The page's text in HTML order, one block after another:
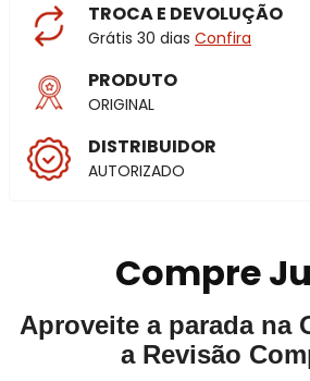
TROCA E DEVOLUÇÃO
Grátis 30 dias Confira
PRODUTO
ORIGINAL
DISTRIBUIDOR
AUTORIZADO
Compre
Aproveite a parada na
a Revisão